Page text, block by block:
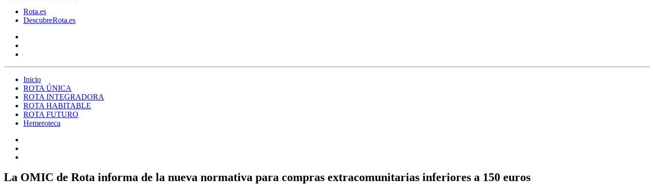
Rota.es
DescubreRota.es
Inicio
ROTA ÚNICA
ROTA INTEGRADORA
ROTA HABITABLE
ROTA FUTURO
Hemeroteca
La OMIC de Rota informa de la nueva normativa para compras extracomunitarias inferiores a 150 euros